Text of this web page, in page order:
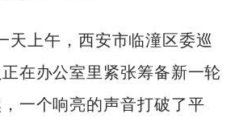
天上午，西安市临潼区委巡
在办公室里紧张筹备新一轮
一个响亮的声音打破了平